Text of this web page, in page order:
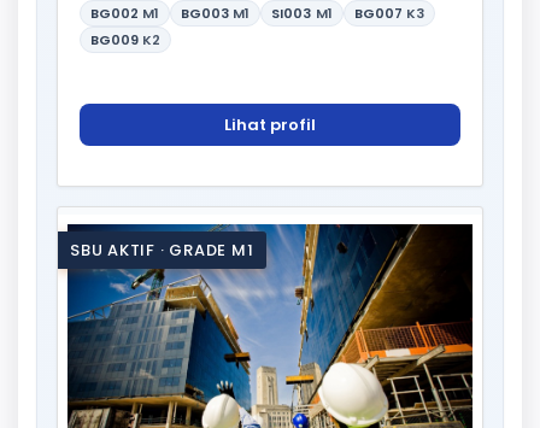
BG002 M1 BG003 M1 SI003 M1 BG007 K3
BG009 K2
Lihat profil
SBU AKTIF · GRADE M1